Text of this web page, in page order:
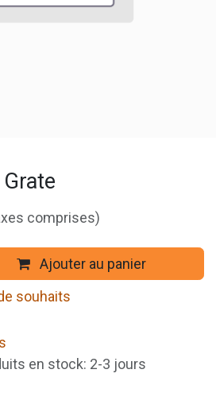
comprises)
Ajouter au panier
souhaits
en stock: 2-3 jours